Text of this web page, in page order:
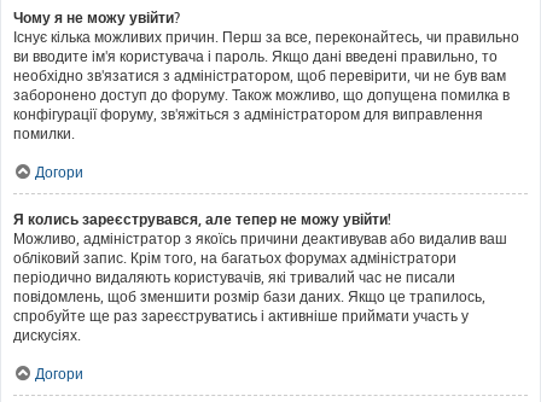
Чому я не можу увійти?
Існує кілька можливих причин. Перш за все, переконайтесь, чи правильно
ви вводите ім'я користувача і пароль. Якщо дані введені правильно, то
необхідно зв'язатися з адміністратором, щоб перевірити, чи не був вам
заборонено доступ до форуму. Також можливо, що допущена помилка в
конфігурації форуму, зв'яжіться з адміністратором для виправлення
помилки.
Догори
Я колись зареєструвався, але тепер не можу увійти!
Можливо, адміністратор з якоїсь причини деактивував або видалив ваш
обліковий запис. Крім того, на багатьох форумах адміністратори
періодично видаляють користувачів, які тривалий час не писали
повідомлень, щоб зменшити розмір бази даних. Якщо це трапилось,
спробуйте ще раз зареєструватись і активніше приймати участь у
дискусіях.
Догори